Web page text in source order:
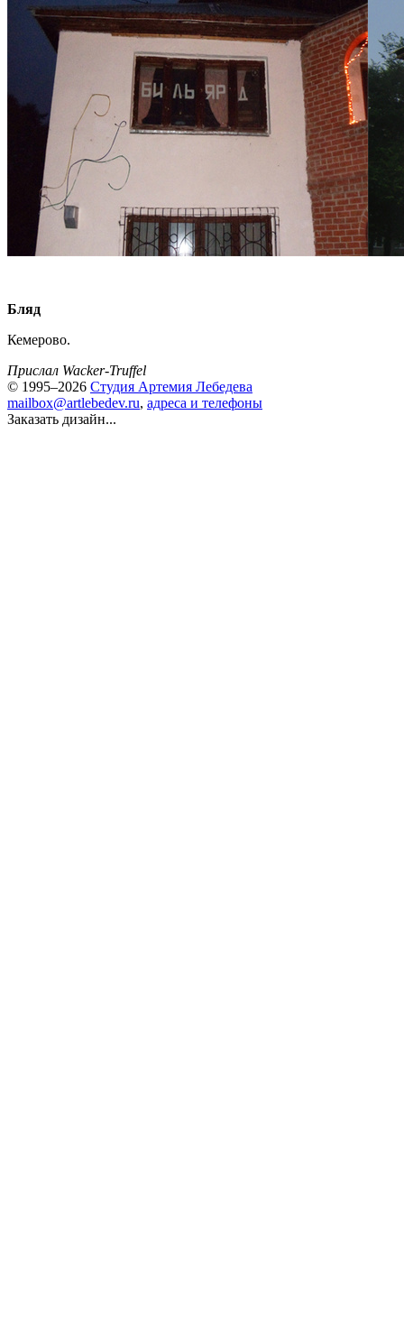
Бляд
Кемерово.
Прислал Wacker-Truffel
© 1995–2026 Студия Артемия Лебедева
mailbox@artlebedev.ru, адреса и телефоны
Заказать дизайн...